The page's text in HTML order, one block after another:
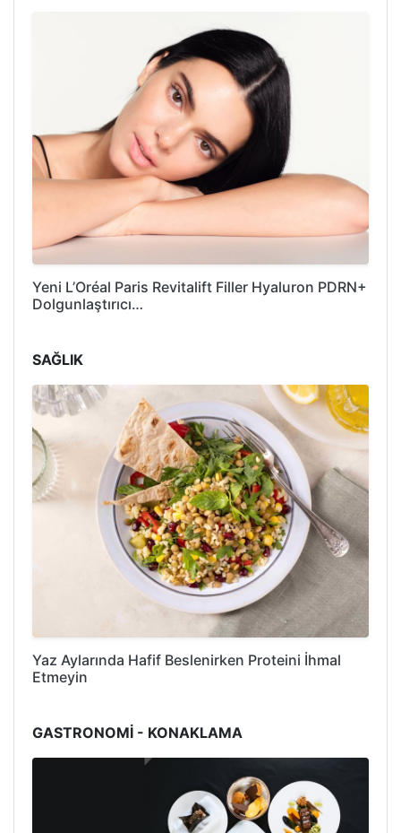
Yeni L’Oréal Paris Revitalift Filler Hyaluron PDRN+
Dolgunlaştırıcı…
SAĞLIK
Yaz Aylarında Hafif Beslenirken Proteini İhmal
Etmeyin
GASTRONOMİ - KONAKLAMA